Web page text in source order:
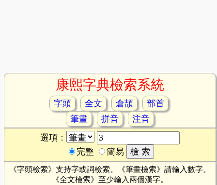
康熙字典檢索系統
字頭 全文 倉頡
部首
筆畫
拼音
注音
選項：
完整
簡易
《字頭檢索》支持字或詞檢索。《筆畫檢索》請輸入數字。
《全文檢索》至少輸入兩個漢字。